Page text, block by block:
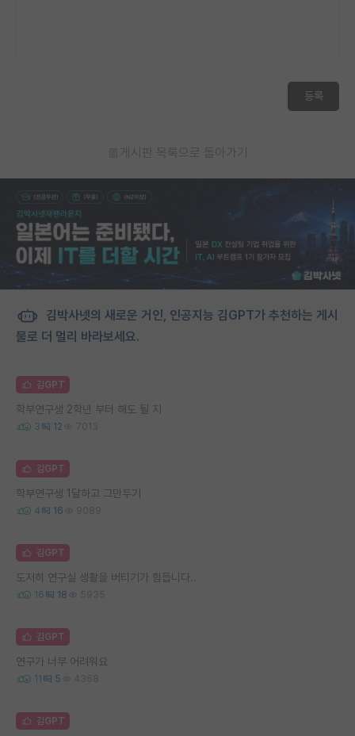
등록
게시판 목록으로 돌아가기
김박사넷의 새로운 거인, 인공지능 김GPT가 추천하는 게시
물로 더 멀리 바라보세요.
김GPT
학부연구생 2학년 부터 해도 될 지
3 12 7013
김GPT
학부연구생 1달하고 그만두기
4 16 9089
김GPT
도저히 연구실 생활을 버티기가 힘듭니다..
16 18 5935
김GPT
연구가 너무 어려워요
11 5 4368
김GPT